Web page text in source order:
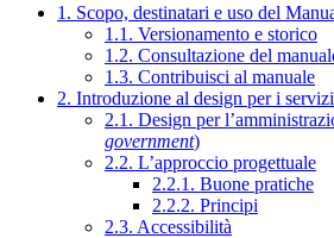
1. Scopo, destinatari e uso del
1.1. Versionamento e storico
1.2. Consultazione del
1.3. Contribuisci al manuale
2. Introduzione al design per i
2.1. Design per
government)
2.2. L’approccio progettuale
2.2.1. Buone pratiche
2.2.2. Principi
2.3. Accessibilità